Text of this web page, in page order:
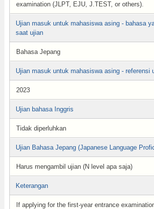
examination (JLPT, EJU, J.TEST, or others).
Ujian masuk untuk mahasiswa asing - bahasa
saat ujian
Bahasa Jepang
Ujian masuk untuk mahasiswa asing - referensi
2023
Ujian bahasa Inggris
Tidak diperluhkan
Ujian Bahasa Jepang (Japanese Language
Harus mengambil ujian (N level apa saja)
Keterangan
If applying for the first-year entrance